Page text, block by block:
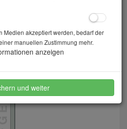
Medien akzeptiert werden, bedarf der
manuellen Zustimmung mehr.
anzeigen
und weiter